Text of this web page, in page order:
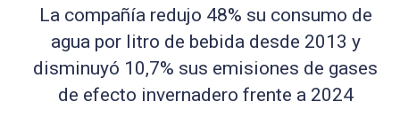
La compañía redujo 48% su consumo de
agua por litro de bebida desde 2013 y
disminuyó 10,7% sus emisiones de gases
de efecto invernadero frente a 2024